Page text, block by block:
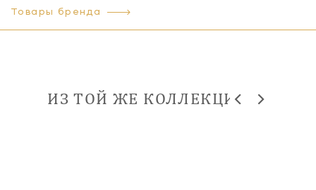
Товары бренда
ИЗ ТОЙ ЖЕ КОЛЛЕКЦИИ